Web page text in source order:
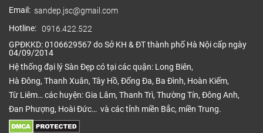
Email: sandep.jsc@gmail.com
Hotline: 0916.422.522
GPĐKKD: 0106629567 do Sở KH & ĐT thành phố Hà Nội cấp ngày
04/09/2014
Hệ thống đại lý Sàn Đẹp có tại các quận: Long Biên,
Hà Đông, Thanh Xuân, Tây Hồ, Đống Đa, Ba Đình, Hoàn Kiếm,
Từ Liêm… các huyện: Gia Lâm, Thanh Trì, Thường Tín, Đông Anh,
Đan Phượng, Hoài Đức… và các tỉnh miền Bắc, miền Trung.